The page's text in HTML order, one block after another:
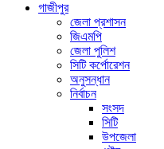
গাজীপুর
জেলা প্রশাসন
জিএমপি
জেলা পুলিশ
সিটি কর্পোরেশন
অনুসন্ধান
নির্বাচন
সংসদ
সিটি
উপজেলা